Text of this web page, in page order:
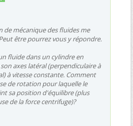
de mécanique des fluides me
être pourrez vous y répondre.
fluide dans un cylindre en
axes latéral (perpendiculaire à
à vitesse constante. Comment
de rotation pour laquelle le
sa position d'équilibre (plus
de la force centrifuge)?